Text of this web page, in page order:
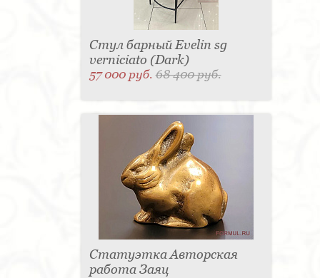
Стул барный Evelin sg
verniciato (Dark)
57 000 руб.68 400 руб.
Статуэтка Авторская
работа Заяц